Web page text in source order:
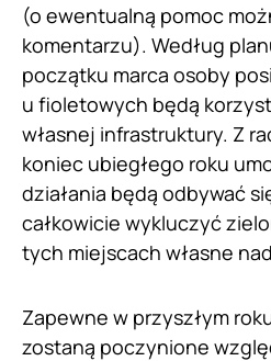
(o ewentualną pomoc
komentarzu). Według
początku marca osoby
u fioletowych będą
własnej infrastruktury. Z
koniec ubiegłego roku
działania będą odbywać
całkowicie wykluczyć
tych miejscach własne
Zapewne w przyszłym
zostaną poczynione